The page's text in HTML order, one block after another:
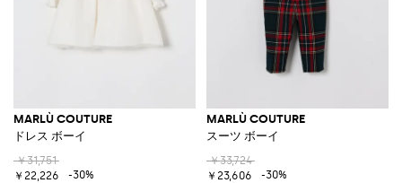
MARLÙ COUTURE
ドレス ボーイ
￥31,751
￥22,226
-30%
MARLÙ COUTURE
スーツ ボーイ
￥33,724
￥23,606
-30%